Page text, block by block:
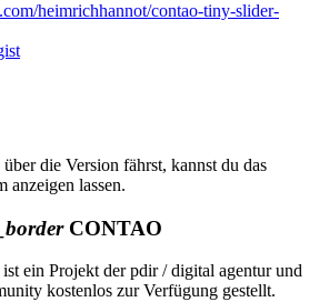
heimrichhannot/contao-tiny-slider-
die Version fährst, kannst du das
anzeigen lassen.
CONTAO
ist ein Projekt der pdir / digital agentur und
kostenlos zur Verfügung gestellt.